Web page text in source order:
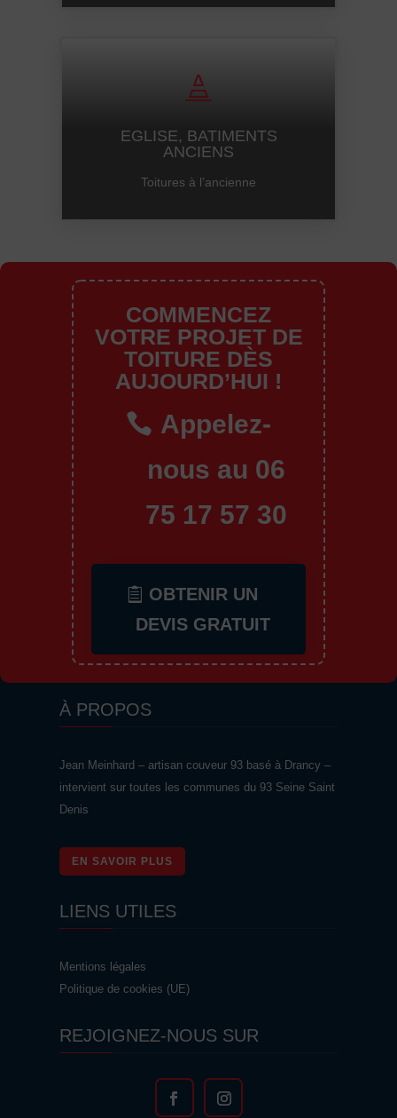

EGLISE, BATIMENTS
ANCIENS
Toitures à l’ancienne
COMMENCEZ
VOTRE PROJET DE
TOITURE DÈS
AUJOURD’HUI !
Appelez-
nous au 06
75 17 57 30
OBTENIR UN
DEVIS GRATUIT
À PROPOS
Jean Meinhard – artisan couveur 93 basé à Drancy –
intervient sur toutes les communes du 93 Seine Saint
Denis
EN SAVOIR PLUS
LIENS UTILES
Mentions légales
Politique de cookies (UE)
REJOIGNEZ-NOUS SUR